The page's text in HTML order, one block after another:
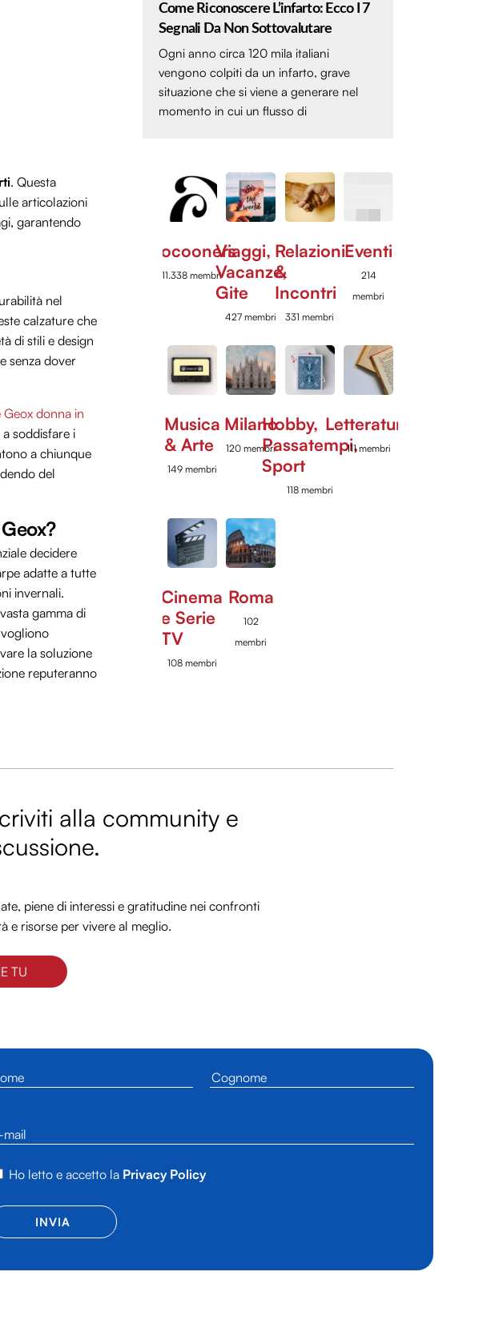
. Questa
articolazioni
garantendo
nel
calzature che
di stili e design
senza dover
Geox donna in
soddisfare i
a chiunque
del
decidere
adatte a tutte
invernali.
gamma di
la soluzione
reputeranno
Come Riconoscere L’infarto: Ecco I 7
Segnali Da Non Sottovalutare
Ogni anno circa 120 mila italiani
vengono colpiti da un infarto, grave
situazione che si viene a generare nel
momento in cui un flusso di
Cocooners
11.338 membri
Viaggi,
Vacanze,
Gite
427 membri
Relazioni
&
Incontri
331 membri
Eventi
214
membri
Musica
& Arte
149 membri
Milano
120 membri
Hobby,
Passatempi,
Sport
118 membri
Letteratura
111 membri
Cinema
e Serie
TV
108 membri
Roma
102
membri
alla community e
piene di interessi e gratitudine nei confronti
e risorse per vivere al meglio.
TU
Ho letto e accetto la Privacy Policy